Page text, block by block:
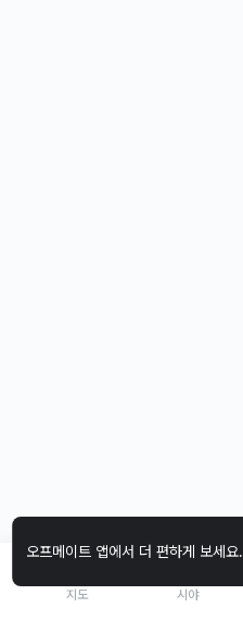
오프메이트 앱에서 더 편하게 보세요.
지도 시야